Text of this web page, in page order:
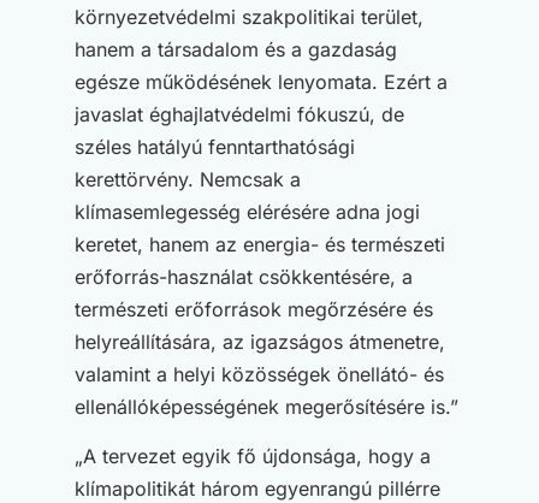
környezetvédelmi szakpolitikai terület,
hanem a társadalom és a gazdaság
egésze működésének lenyomata. Ezért a
javaslat éghajlatvédelmi fókuszú, de
széles hatályú fenntarthatósági
kerettörvény. Nemcsak a
klímasemlegesség elérésére adna jogi
keretet, hanem az energia- és természeti
erőforrás-használat csökkentésére, a
természeti erőforrások megőrzésére és
helyreállítására, az igazságos átmenetre,
valamint a helyi közösségek önellátó- és
ellenállóképességének megerősítésére is.”
„A tervezet egyik fő újdonsága, hogy a
klímapolitikát három egyenrangú pillérre